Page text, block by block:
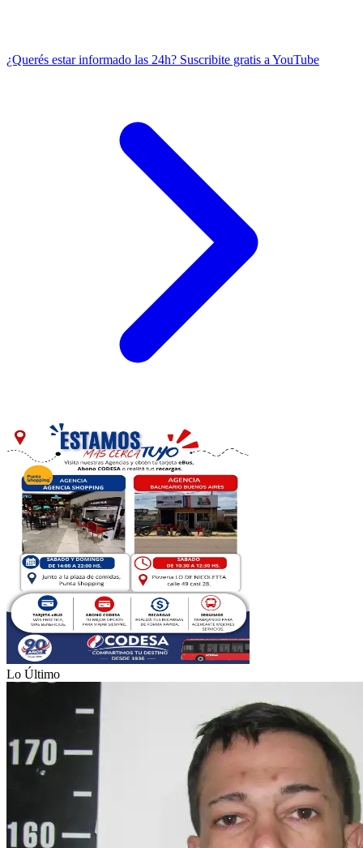
¿Querés estar informado las 24h? Suscribite gratis a YouTube
Lo Último